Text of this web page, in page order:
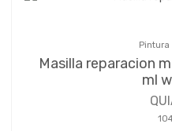
Pintura
Masilla reparacion
ml